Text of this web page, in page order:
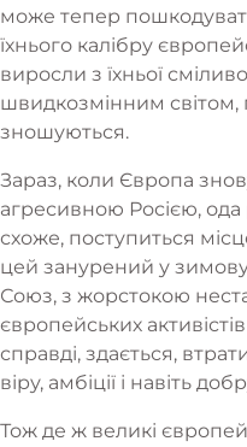
може тепер
їхнього калібру
виросли з їхньої
швидкозмінним світом,
зношуються.
Зараз, коли Європа
агресивною Росією, ода
схоже, поступиться
цей занурений у
Союз, з жорстокою
європейських
справді, здається,
віру, амбіції і навіть
Тож де ж великі